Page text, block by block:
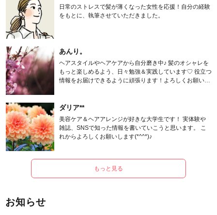
日常のストレスで髪が薄くなった女性を応援！自分の経験
をもとに、執筆させていただきました。
あんり。
ヘアスタイルやヘアケアから自分磨き中♪ 髪のオシャレを
もっと楽しめるよう、日々勉強＆実践しています♡ 役立つ
情報をお届けできるように頑張ります！よろしくお願いし
ダリア**
美容ケア＆ヘアアレンジが好きな大学生です！ 実体験や
雑誌、SNSで知った情報を書いていこうと思います。 こ
れからよろしくお願いします(*^^*)♪
もっと見る
お知らせ